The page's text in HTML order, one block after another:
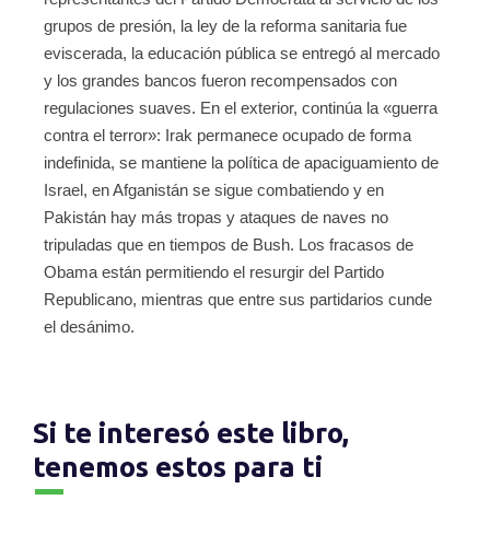
grupos de presión, la ley de la reforma sanitaria fue
eviscerada, la educación pública se entregó al mercado
y los grandes bancos fueron recompensados con
regulaciones suaves. En el exterior, continúa la «guerra
contra el terror»: Irak permanece ocupado de forma
indefinida, se mantiene la política de apaciguamiento de
Israel, en Afganistán se sigue combatiendo y en
Pakistán hay más tropas y ataques de naves no
tripuladas que en tiempos de Bush. Los fracasos de
Obama están permitiendo el resurgir del Partido
Republicano, mientras que entre sus partidarios cunde
el desánimo.
Si te interesó este libro,
tenemos estos para ti